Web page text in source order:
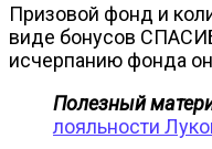
Призовой фонд и
виде бонусов
исчерпанию фонда
Полезный
лояльности